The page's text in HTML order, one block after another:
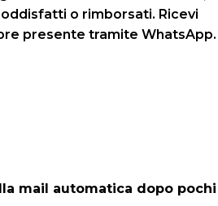
o rimborsati. Ricevi
presente tramite WhatsApp.
mail automatica dopo pochi